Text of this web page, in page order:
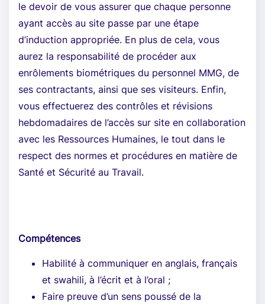
le devoir de vous assurer que chaque personne
ayant accès au site passe par une étape
d’induction appropriée. En plus de cela, vous
aurez la responsabilité de procéder aux
enrôlements biométriques du personnel MMG, de
ses contractants, ainsi que ses visiteurs. Enfin,
vous effectuerez des contrôles et révisions
hebdomadaires de l’accès sur site en collaboration
avec les Ressources Humaines, le tout dans le
respect des normes et procédures en matière de
Santé et Sécurité au Travail.
Compétences
Habilité à communiquer en anglais, français
et swahili, à l’écrit et à l’oral ;
Faire preuve d’un sens poussé de la